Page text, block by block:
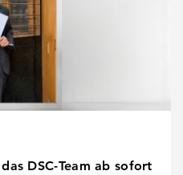
DSC-Team ab sofort